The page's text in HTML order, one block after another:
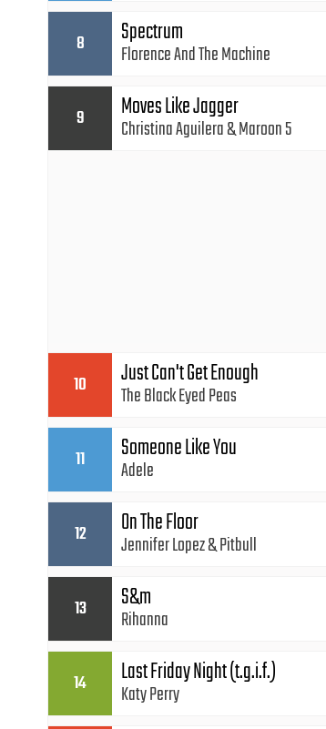
8 Spectrum
Florence And The Machine
9 Moves Like Jagger
Christina Aguilera Maroon 5
10 Just Can't Get Enough
The Black Eyed Peas
11 Someone Like You
Adele
12 On The Floor
Jennifer Lopez Pitbull
13 S&m
Rihanna
14 Last Friday Night (t.g.i.f.)
Katy Perry